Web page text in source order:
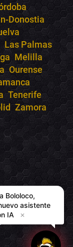
Donostia
Las Palmas
Melilla
Ourense
Tenerife
Zamora
Bololoco,
asistente
IA
✕